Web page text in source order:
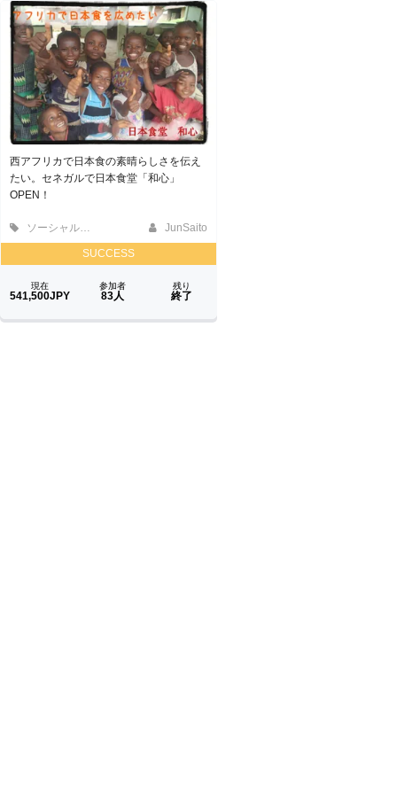
西アフリカで日本食の素晴らしさを伝え
たい。セネガルで日本食堂「和心」
OPEN！
ソーシャルグッド JunSaito
SUCCESS
現在
541,500JPY
参加者
83人
残り
終了